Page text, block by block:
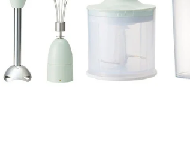
コラム
ファッション・トラベル
バッグ